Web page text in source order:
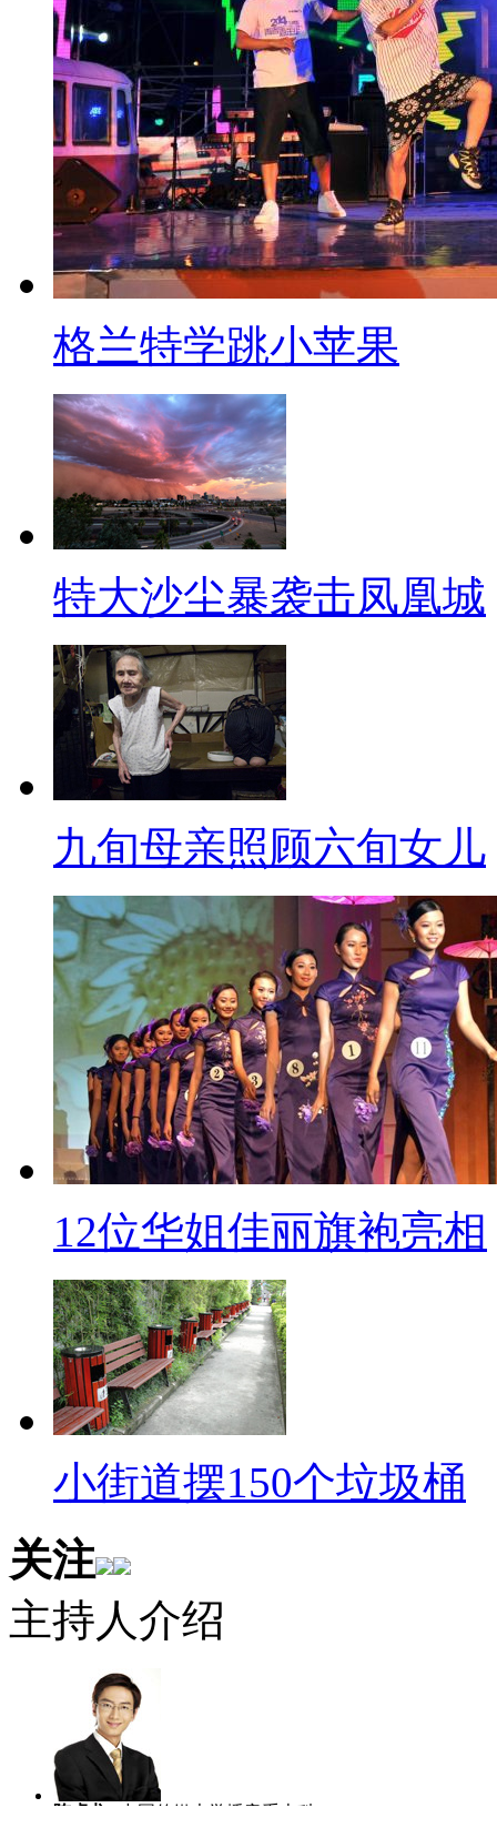
格兰特学跳小苹果
特大沙尘暴袭击凤凰城
九旬母亲照顾六旬女儿
12位华姐佳丽旗袍亮相
小街道摆150个垃圾桶
关注
主持人介绍
陈虎龙
中国传媒大学播音系本科、硕